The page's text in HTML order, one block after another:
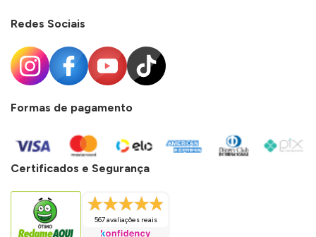
Redes Sociais
Formas de pagamento
Certificados e Segurança
567 avaliações reais